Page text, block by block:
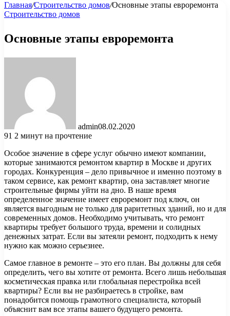
Главная/Строительство домов/Основные этапы евроремонта
Строительство домов
Основные этапы евроремонта
admin08.02.2020
91 2 минут на прочтение
Особое значение в сфере услуг обычно имеют компании,
которые занимаются ремонтом квартир в Москве и других
городах. Конкуренция – дело привычное и именно поэтому в
таком сервисе, как ремонт квартир, она заставляет многие
строительные фирмы уйти на дно. В наше время
определенное значение имеет евроремонт под ключ, он
является выгодным не только для раритетных зданий, но и для
современных домов. Необходимо учитывать, что ремонт
квартиры требует большого труда, времени и солидных
денежных затрат. Если вы затеяли ремонт, подходить к нему
нужно как можно серьезнее.
Самое главное в ремонте – это его план. Вы должны для себя
определить, чего вы хотите от ремонта. Всего лишь небольшая
косметическая правка или глобальная перестройка всей
квартиры? Если вы не разбираетесь в стройке, вам
понадобится помощь грамотного специалиста, который
объяснит вам все этапы вашего будущего ремонта.